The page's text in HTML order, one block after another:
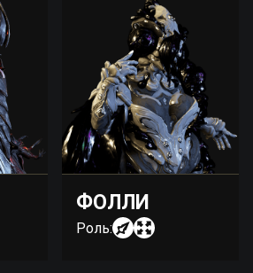
ФОЛЛИ
Роль: